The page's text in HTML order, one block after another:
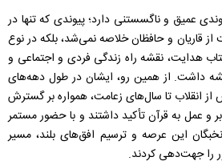
عمیق و ناگسستنی دارد؛ پیوندی که تنها در
از قاریان و حافظان خلاصه نمی‌شد، بلکه در نوع
هدایت، نقشه راه زندگی فردی و اجتماعی و
داشت. از همین رو، ایشان در طول دهه‌های
از انقلاب تا سال‌های زعامت، همواره بر گسترش
و عمل به قرآن تأکید داشتند و با حضور مستمر
این عرصه و ترسیم افق‌های بلند، مسیر
را جهت‌دهی کردند.